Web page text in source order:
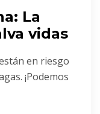
La
vidas
en riesgo
¡Podemos